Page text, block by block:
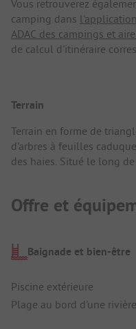
Vous retrouverez
camping dans
ADAC des campings et
de calcul d'itinéraire
Terrain
Terrain en forme de
d'arbres à feuilles
des haies. Situé le long
Offre et
Baignade et bien-être
Piscine extérieure
Plage au bord d'une